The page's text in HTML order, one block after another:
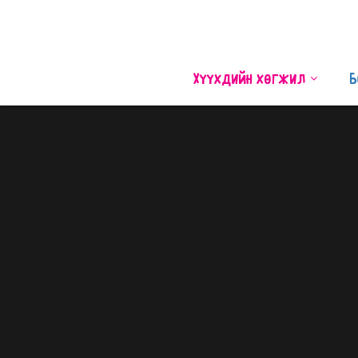
Хүүхдийн хөгжил